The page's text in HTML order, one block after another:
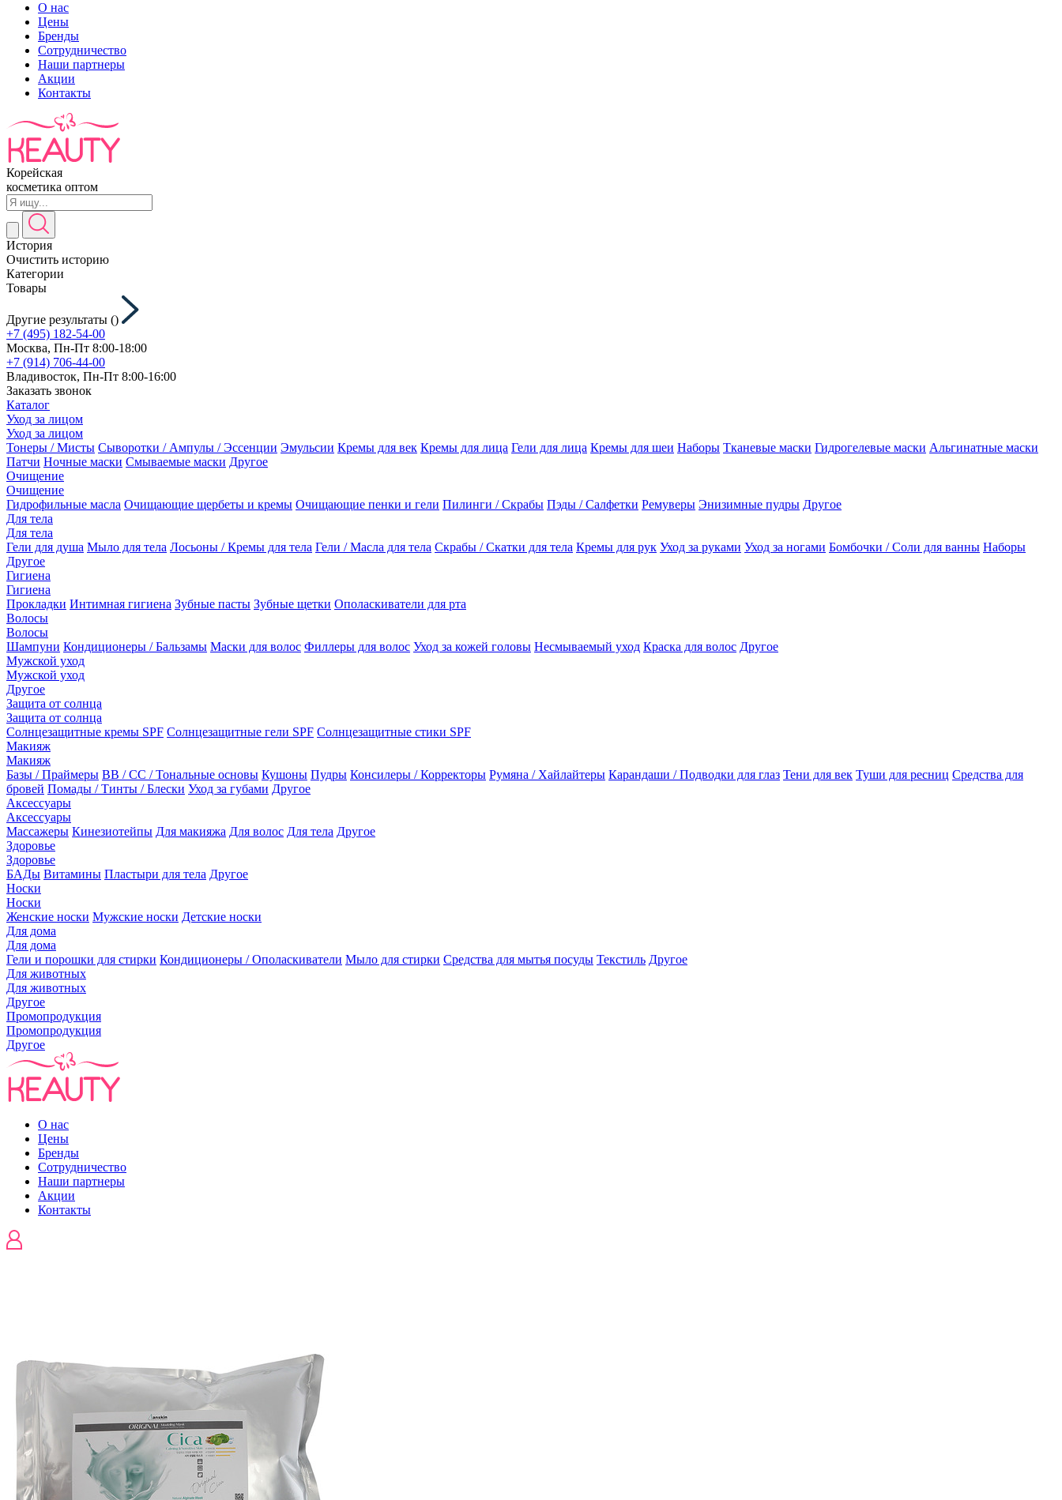
О нас
Цены
Бренды
Сотрудничество
Наши партнеры
Акции
Контакты
Корейская
косметика оптом
История
Очистить историю
Категории
Товары
Другие результаты ()
+7 (495) 182-54-00
Москва, Пн-Пт 8:00-18:00
+7 (914) 706-44-00
Владивосток, Пн-Пт 8:00-16:00
Заказать звонок
Каталог
Уход за лицом
Уход за лицом
Тонеры / Мисты Сыворотки / Ампулы / Эссенции Эмульсии Кремы для век Кремы для лица Гели для лица Кремы для шеи Наборы Тканевые маски Гидрогелевые маски Альгинатные маски
Патчи Ночные маски Смываемые маски Другое
Очищение
Очищение
Гидрофильные масла Очищающие щербеты и кремы Очищающие пенки и гели Пилинги / Скрабы Пэды / Салфетки Ремуверы Энизимные пудры Другое
Для тела
Для тела
Гели для душа Мыло для тела Лосьоны / Кремы для тела Гели / Масла для тела Скрабы / Скатки для тела Кремы для рук Уход за руками Уход за ногами Бомбочки / Соли для ванны Наборы
Другое
Гигиена
Гигиена
Прокладки Интимная гигиена Зубные пасты Зубные щетки Ополаскиватели для рта
Волосы
Волосы
Шампуни Кондиционеры / Бальзамы Маски для волос Филлеры для волос Уход за кожей головы Несмываемый уход Краска для волос Другое
Мужской уход
Мужской уход
Другое
Защита от солнца
Защита от солнца
Солнцезащитные кремы SPF Солнцезащитные гели SPF Солнцезащитные стики SPF
Макияж
Макияж
Базы / Праймеры BB / CC / Тональные основы Кушоны Пудры Консилеры / Корректоры Румяна / Хайлайтеры Карандаши / Подводки для глаз Тени для век Туши для ресниц Средства для
бровей Помады / Тинты / Блески Уход за губами Другое
Аксессуары
Аксессуары
Массажеры Кинезиотейпы Для макияжа Для волос Для тела Другое
Здоровье
Здоровье
БАДы Витамины Пластыри для тела Другое
Носки
Носки
Женские носки Мужские носки Детские носки
Для дома
Для дома
Гели и порошки для стирки Кондиционеры / Ополаскиватели Мыло для стирки Средства для мытья посуды Текстиль Другое
Для животных
Для животных
Другое
Промопродукция
Промопродукция
Другое
О нас
Цены
Бренды
Сотрудничество
Наши партнеры
Акции
Контакты